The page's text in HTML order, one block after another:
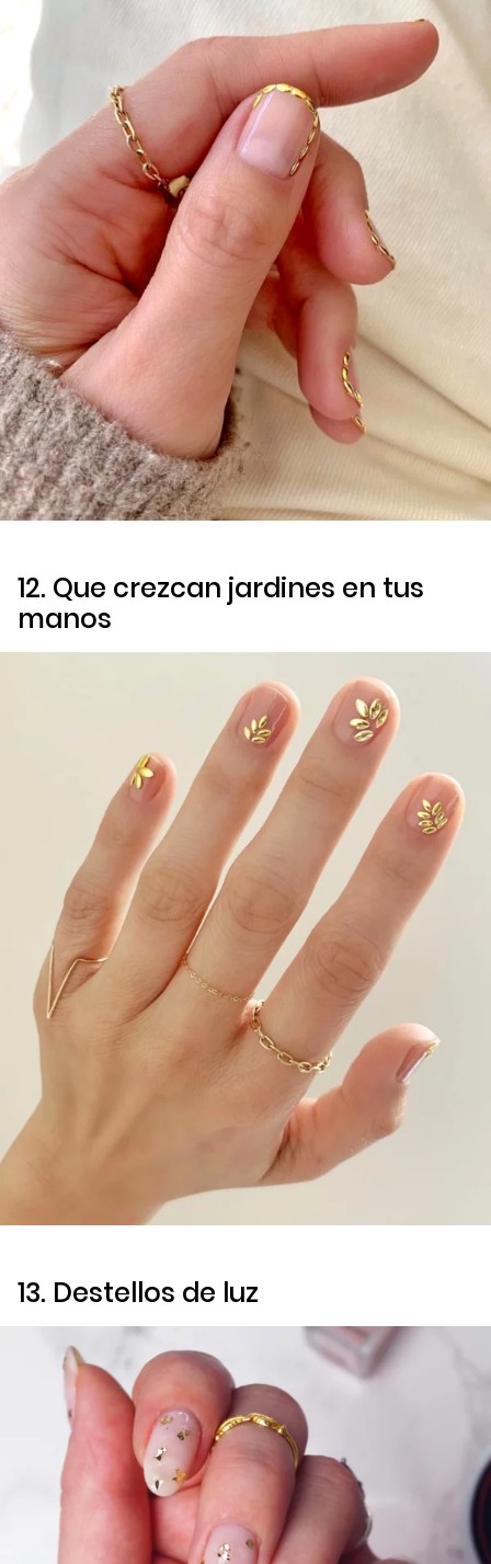
12. Que crezcan jardines en tus
manos
13. Destellos de luz